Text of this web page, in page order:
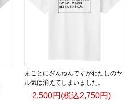
まことにざんねんですがわたしのヤ
ル気は消えてしまいました。
2,500円(税込2,750円)